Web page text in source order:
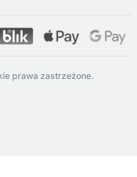
prawa zastrzeżone.